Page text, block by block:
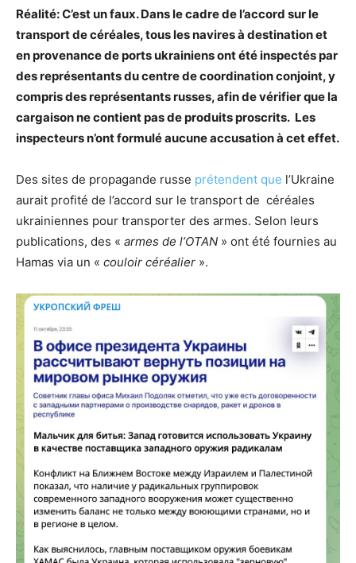
Réalité: C’est un faux. Dans le cadre de l’accord sur le
transport de céréales, tous les navires à destination et
en provenance de ports ukrainiens ont été inspectés par
des représentants du centre de coordination conjoint, y
compris des représentants russes, afin de vérifier que la
cargaison ne contient pas de produits proscrits. Les
inspecteurs n’ont formulé aucune accusation à cet effet.
Des sites de propagande russe prétendent que l’Ukraine
aurait profité de l’accord sur le transport de céréales
ukrainiennes pour transporter des armes. Selon leurs
publications, des « armes de l’OTAN » ont été fournies au
Hamas via un « couloir céréalier ».